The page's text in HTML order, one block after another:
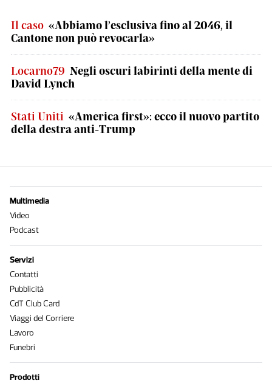
Il caso «Abbiamo l’esclusiva fino al 2046, il
Cantone non può revocarla»
Locarno79 Negli oscuri labirinti della mente di
David Lynch
Stati Uniti «America first»: ecco il nuovo partito
della destra anti-Trump
Multimedia
Video
Podcast
Servizi
Contatti
Pubblicità
CdT Club Card
Viaggi del Corriere
Lavoro
Funebri
Prodotti